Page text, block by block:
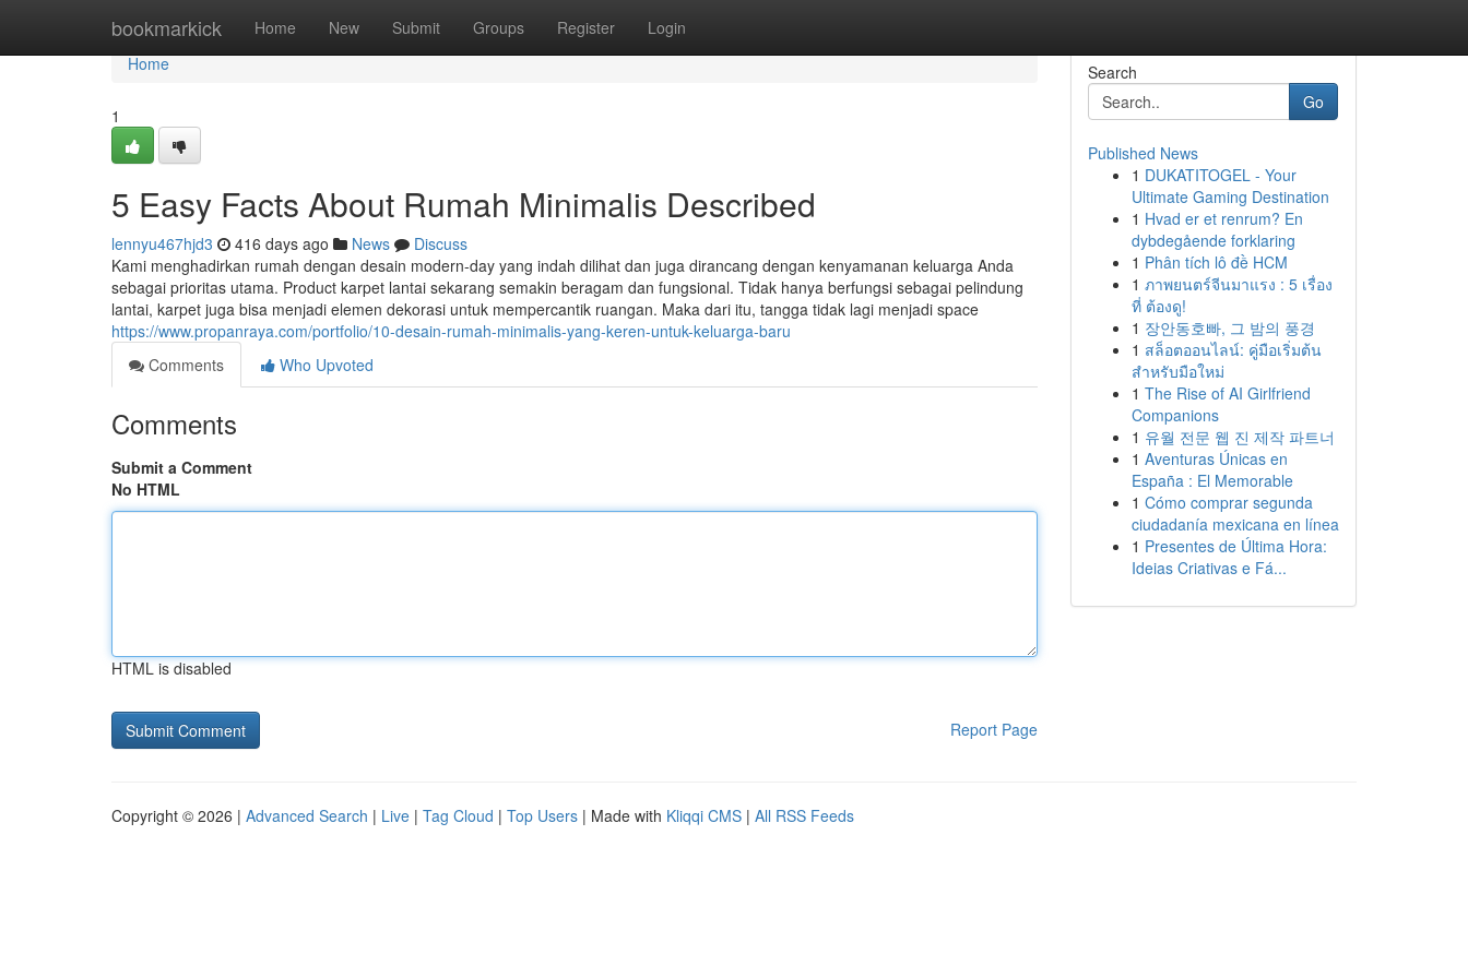
bookmarkick Home New Submit Groups Register Login
Home
Home
1
5 Easy Facts About Rumah Minimalis Described
lennyu467hjd3 416 days ago News
Discuss
Kami menghadirkan rumah dengan desain modern-day yang indah dilihat dan juga dirancang dengan kenyamanan keluarga Anda
sebagai prioritas utama. Product karpet lantai sekarang semakin beragam dan fungsional. Tidak hanya berfungsi sebagai pelindung
lantai, karpet juga bisa menjadi elemen dekorasi untuk mempercantik ruangan. Maka dari itu, tangga tidak lagi menjadi space
https://www.propanraya.com/portfolio/10-desain-rumah-minimalis-yang-keren-untuk-keluarga-baru
Comments
Who Upvoted
Comments
Submit a Comment
No HTML
HTML is disabled
Report Page
Search
Go
Published News
1 DUKATITOGEL - Your
Ultimate Gaming Destination
1 Hvad er et renrum? En
dybdegående forklaring
1 Phân tích lô đề HCM
1 ภาพยนตร์จีนมาแรง : 5 เรื่อง
ที่ ต้องดู!
1 장안동호빠, 그 밤의 풍경
1 สล็อตออนไลน์: คู่มือเริ่มต้น
สำหรับมือใหม่
1 The Rise of AI Girlfriend
Companions
1 유월 전문 웹 진 제작 파트너
1 Aventuras Únicas en
España : El Memorable
1 Cómo comprar segunda
ciudadanía mexicana en línea
1 Presentes de Última Hora:
Ideias Criativas e Fá...
Copyright © 2026 | Advanced Search | Live | Tag Cloud | Top Users | Made with Kliqqi CMS | All RSS Feeds